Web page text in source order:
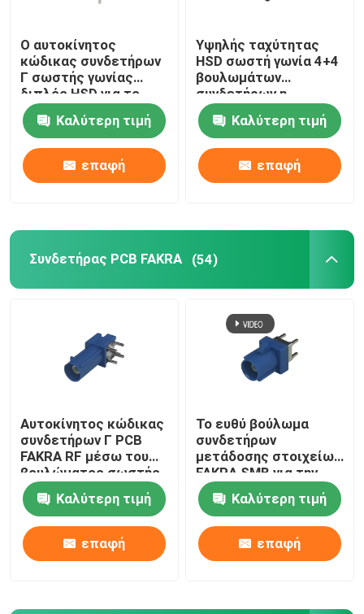
Καλώδιο της BMW HSD
Συνδετήρας καλωδίων FAKRA
Αδιάβροχο καλώδιο HDMI
Ο αυτοκίνητος
κώδικας συνδετήρων
Γ σωστής γωνίας
διπλός HSD για το
PCB τοποθετεί
Καλύτερη τιμή
επαφή
Υψηλής ταχύτητας
HSD σωστή γωνία 4+4
βουλωμάτων
συνδετήρων η
αυτοκίνητη PCB
καρφιτσών
τοποθετεί
Καλύτερη τιμή
επαφή
Συνδετήρας PCB FAKRA (54)
Αυτοκίνητος κώδικας
συνδετήρων Γ PCB
FAKRA RF μέσω του
βουλώματος σωστής
γωνίας τρυπών
Καλύτερη τιμή
επαφή
Το ευθύ βούλωμα
συνδετήρων
μετάδοσης στοιχείων
FAKRA SMB για την
επιτροπή PCB
τοποθετείΚαλύτερη τιμή
επαφή